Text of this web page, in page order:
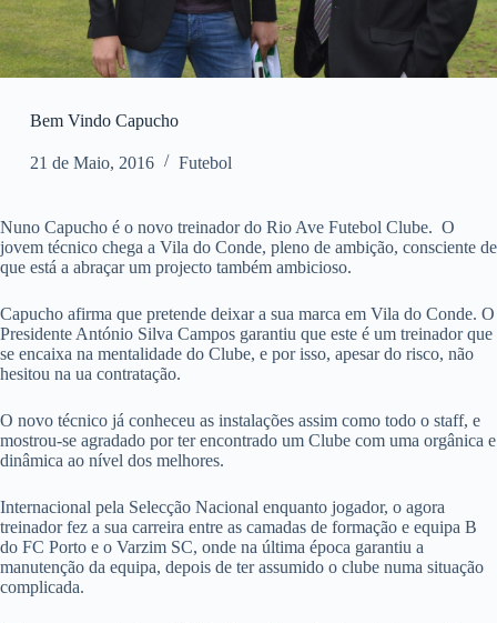
Bem Vindo Capucho
21 de Maio, 2016 Futebol
Nuno Capucho é o novo treinador do Rio Ave Futebol Clube. O
jovem técnico chega a Vila do Conde, pleno de ambição, consciente de
que está a abraçar um projecto também ambicioso.
Capucho afirma que pretende deixar a sua marca em Vila do Conde. O
Presidente António Silva Campos garantiu que este é um treinador que
se encaixa na mentalidade do Clube, e por isso, apesar do risco, não
hesitou na ua contratação.
O novo técnico já conheceu as instalações assim como todo o staff, e
mostrou-se agradado por ter encontrado um Clube com uma orgânica e
dinâmica ao nível dos melhores.
Internacional pela Selecção Nacional enquanto jogador, o agora
treinador fez a sua carreira entre as camadas de formação e equipa B
do FC Porto e o Varzim SC, onde na última época garantiu a
manutenção da equipa, depois de ter assumido o clube numa situação
complicada.